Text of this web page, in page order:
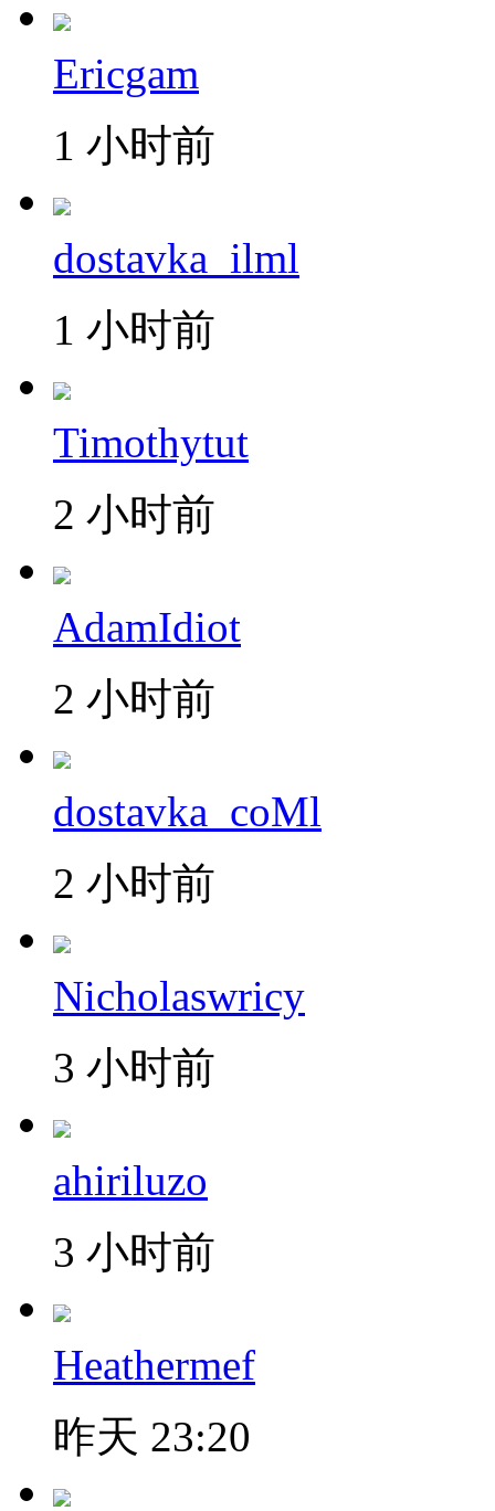
Ericgam
1 小时前
dostavka_ilml
1 小时前
Timothytut
2 小时前
AdamIdiot
2 小时前
dostavka_coMl
2 小时前
Nicholaswricy
3 小时前
ahiriluzo
3 小时前
Heathermef
昨天 23:20